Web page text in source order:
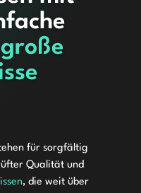
große
für sorgfältig
Qualität und
, die weit über